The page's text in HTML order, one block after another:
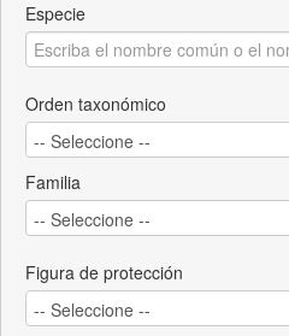
Especie
Orden taxonómico
Familia
Figura de protección